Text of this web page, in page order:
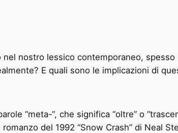
nel nostro lessico contemporaneo,
E quali sono le implicazioni di
“meta-“, che significa “oltre” o
del 1992 “Snow Crash” di Neal